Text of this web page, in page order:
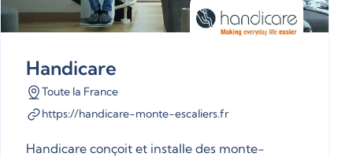
Handicare
Toute la France
https://handicare-monte-escaliers.fr
Handicare conçoit et installe des monte-